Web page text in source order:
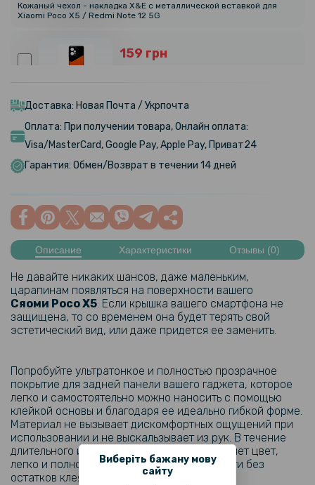
Виберіть бажану мову
сайту
Кожаный чехол - накладка X&E с металлической вставкой для
Xiaomi Poco X5 / Redmi Note 12 5G
159 грн
Доставка: Новая Почта / Укрпочта
Оплата: При получении товара, Онлайн оплата:
Visa/MasterCard, Google Pay, Apple Pay, Приват24
Гарантия: Обмен/Возврат в течении 14 дней
Описание Характеристики Отзывы (0)
Не давайте никаких шансов, даже маленьким,
царапинам появляться на поверхности вашего
Сяоми Poco X5. Если крышка вашего смартфона не
защищена, то со временем она будет терять свой
эстетический вид, или даже придется ее заменить.
Попробуйте ультратонкое и полностью прозрачное
покрытие для задней панели вашего гаджета, которое
легко и самостоятельно можно наносить с помощью
клейкой основы и благодаря ее идеально гибкой форме.
Материал не вызывает дискомфортных ощущений при
использовании и не выскальзывает из рук. В течение
длительного использования пленка не меняет цвет,
легко и полностью снимается с поверхности без
остатков клея.